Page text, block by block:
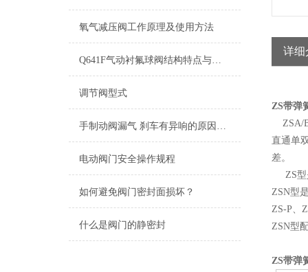
氧气减压阀工作原理及使用方法
Q641F气动衬氟球阀结构特点与技术参数
调节阀型式
手制动阀漏气 刹车有异响的原因及注意事项
电动阀门安全操作规程
如何避免阀门密封面损坏？
什么是阀门的静密封
详细
ZS带弹
ZSA/
直通单
差。
ZS型
ZSN型
ZS-P、
ZSN型
ZS带弹